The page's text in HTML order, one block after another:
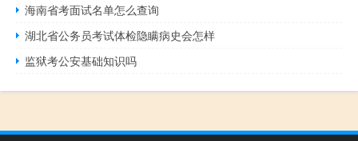
海南省考面试名单怎么查询
湖北省公务员考试体检隐瞒病史会怎样
监狱考公安基础知识吗